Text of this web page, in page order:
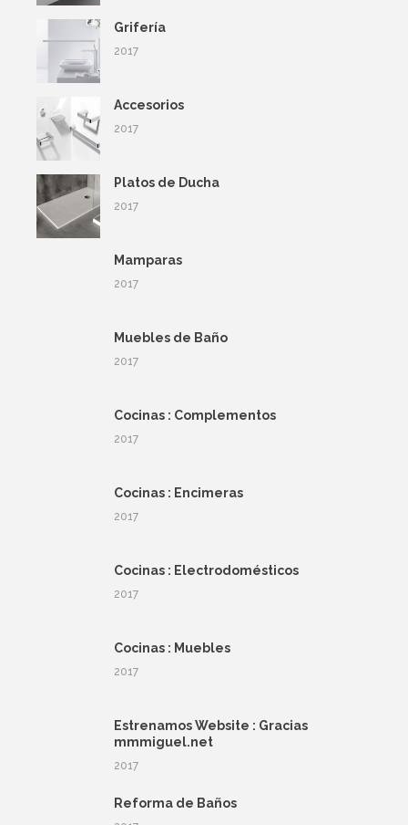
Grifería
2017
Accesorios
2017
Platos de Ducha
2017
Mamparas
2017
Muebles de Baño
2017
Cocinas : Complementos
2017
Cocinas : Encimeras
2017
Cocinas : Electrodomésticos
2017
Cocinas : Muebles
2017
Estrenamos Website : Gracias
mmmiguel.net
2017
Reforma de Baños